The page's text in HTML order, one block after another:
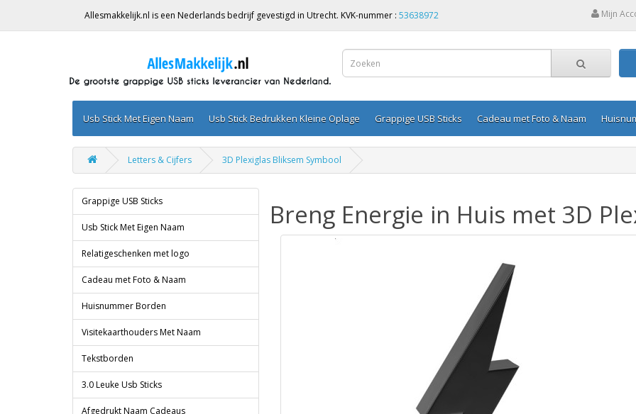
Allesmakkelijk.nl is een Nederlands bedrijf gevestigd in Utrecht. KVK-nummer : 53638972 Mijn
Usb Stick Met Eigen Naam Usb Stick Bedrukken Kleine Oplage Grappige USB Sticks Cadeau met Foto & Naam
Letters & Cijfers 3D Plexiglas Bliksem Symbool
Grappige USB Sticks
Usb Stick Met Eigen Naam
Relatigeschenken met logo
Cadeau met Foto & Naam
Huisnummer Borden
Visitekaarthouders Met Naam
Tekstborden
3.0 Leuke Usb Sticks
Afgedrukt Naam Cadeaus
Breng Energie in Huis met 3D